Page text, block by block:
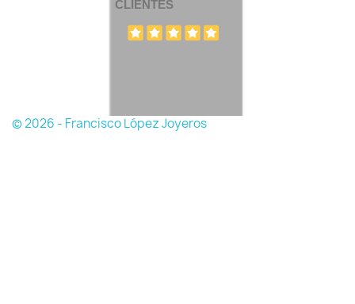
CLIENTES
© 2026 - Francisco López Joyeros